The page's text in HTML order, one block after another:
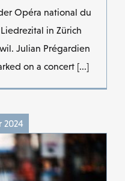
Opéra national du
in Zürich
Julian Prégardien
on a concert [...]
2024